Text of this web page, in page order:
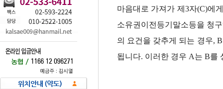
마음대로 가져가 제3자(C)에
소유권이전등기말소등을 청
의 요건을 갖추게 되는 경우,
됩니다. 이러한 경우 A는 B를